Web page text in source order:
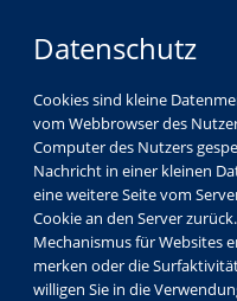
Datenschutz
Cookies sind kleine
vom Webbrowser des
Computer des Nutzers
Nachricht in einer kleinen
eine weitere Seite vom
Cookie an den Server
Mechanismus für Websites
merken oder die
willigen Sie in die
Programm